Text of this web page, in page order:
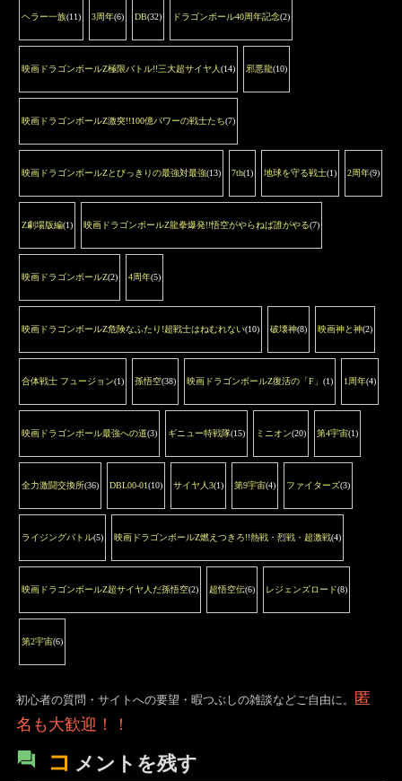
ヘラー一族(11) 3周年(6) DB(32) ドラゴンボール40周年記念(2)
映画ドラゴンボールZ極限バトル!!三大超サイヤ人 (14) 邪悪龍(10)
映画ドラゴンボールZ激突!!100億パワーの戦士たち(7)
映画ドラゴンボールZとびっきりの最強対最強(13) 7th(1) 地球を守る戦士(1) 2周年(9)
Z劇場版編(1) 映画ドラゴンボールZ龍拳爆発!!悟空がやらねば誰がやる(7)
映画ドラゴンボールZ(2) 4周年(5)
映画ドラゴンボールZ危険なふたり!超戦士はねむれない(10) 破壊神(8) 映画神と神(2)
合体戦士 フュージョン(1) 孫悟空(38) 映画ドラゴンボールZ復活の「F」 (1) 1周年(4)
映画ドラゴンボール最強への道(3) ギニュー特戦隊(15) ミニオン(20) 第4宇宙(1)
全力激闘交換所(36) DBL00-01(10) サイヤ人3(1) 第9宇宙(4) ファイターズ(3)
ライジングバトル(5) 映画ドラゴンボールZ燃えつきろ!!熱戦・烈戦・超激戦(4)
映画ドラゴンボールZ超サイヤ人だ孫悟空(2) 超悟空伝(6) レジェンズロード(8)
第2宇宙(6)
初心者の質問・サイトへの要望・暇つぶしの雑談などご自由に。
匿
名も大歓迎！！
コ メントを残す